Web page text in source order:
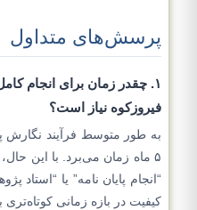
پرسش‌های متداول
۱. چقدر زمان برای انجام
فیروزکوه نیاز است؟
۵ ماه زمان می‌برد. با این
“انجام پایان نامه” یا “استاد
کیفیت در بازه زمانی کوتاه‌تری